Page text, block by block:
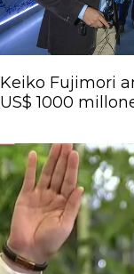
Keiko Fujimori
US$ 1000